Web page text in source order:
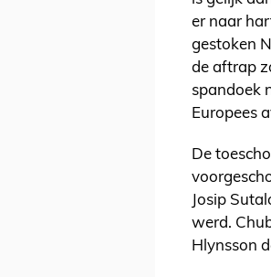
er naar
gestoken
de aftrap
spandoek
Europees
De
Josip
werd.
Hlynsson